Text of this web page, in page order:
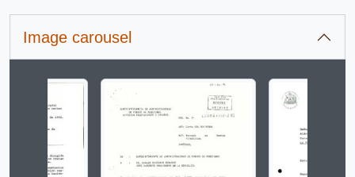
Image carousel
Changing the current slide of this carousel will